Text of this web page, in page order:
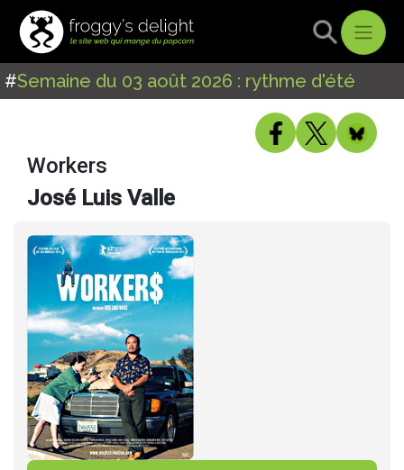
#Semaine du 03 août 2026 : rythme d'été
Workers
José Luis Valle